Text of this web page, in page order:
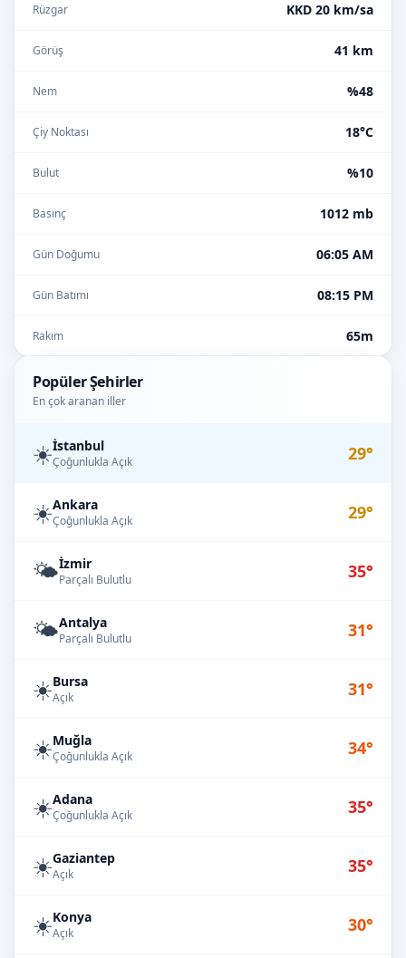
Rüzgar KKD 20 km/sa
Görüş 41 km
Nem %48
Çiy Noktası 18°C
Bulut %10
Basınç 1012 mb
Gün Doğumu 06:05 AM
Gün Batımı 08:15 PM
Rakım 65m
Popüler Şehirler
En çok aranan iller
☀️İstanbul
Çoğunlukla Açık 29°
☀️Ankara
Çoğunlukla Açık 29°
🌤️İzmir
Parçalı Bulutlu 35°
🌤️Antalya
Parçalı Bulutlu 31°
☀️Bursa
Açık 31°
☀️Muğla
Çoğunlukla Açık 34°
☀️Adana
Çoğunlukla Açık 35°
☀️Gaziantep
Açık 35°
☀️Konya
Açık 30°